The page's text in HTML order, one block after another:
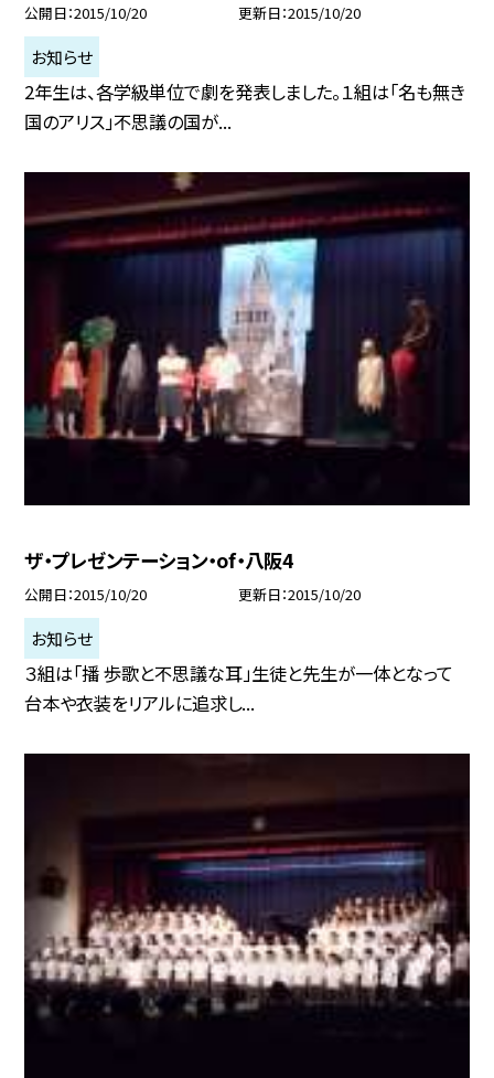
公開日 2015/10/20 更新日 2015/10/20
お知らせ
2年生は、各学級単位で劇を発表しました。１組は「名も無き
国のアリス」不思議の国が...
ザ・プレゼンテーション・of・八阪4
公開日 2015/10/20 更新日 2015/10/20
お知らせ
３組は「播 歩歌と不思議な耳」生徒と先生が一体となって
台本や衣装をリアルに追求し...